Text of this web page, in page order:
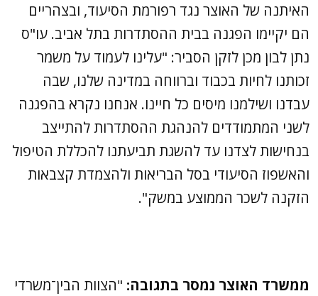
האיתנה של האוצר נגד רפורמת הסיעוד, ובצהריים
הם יקיימו הפגנה בבית ההסתדרות בתל אביב. עו"ס
נתן לבון מכן לזקן הסביר: "עלינו לעמוד על משמר
זכותנו לחיות בכבוד וברווחה במדינה שלנו, שבה
עבדנו ושילמנו מיסים כל חיינו. אנחנו נקרא בהפגנה
לשני המתמודדים להנהגת ההסתדרות להתייצב
בנחישות לצדנו עד להשגת תביעתנו להכללת הטיפול
והאשפוז הסיעודי בסל הבריאות ולהצמדת קצבאות
הזקנה לשכר הממוצע במשק".
ממשרד האוצר נמסר בתגובה: "הצוות הבין־משרדי